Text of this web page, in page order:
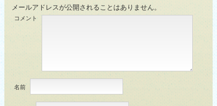
メールアドレスが公開されることはありません。
コメント
名前